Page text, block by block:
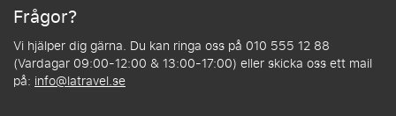
Frågor?
Vi hjälper dig gärna. Du kan ringa oss på 010 555 12 88
(Vardagar 09:00-12:00 & 13:00-17:00) eller skicka oss ett mail
på: info@latravel.se